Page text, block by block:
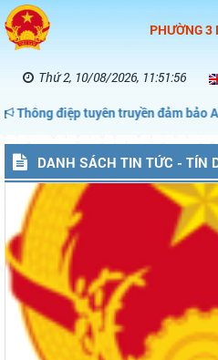
PHƯỜNG 3
Thứ 2, 10/08/2026, 11:51:57
truyền đảm bảo An toàn thực
(P3BAOLOC)